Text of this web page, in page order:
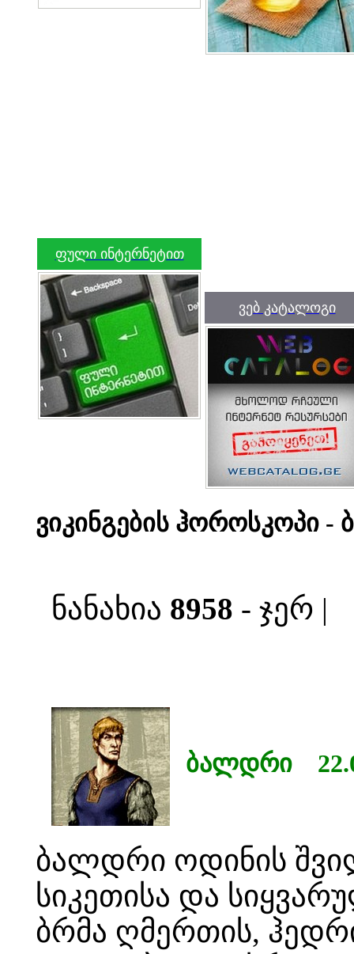
ფული ინტერნეტით
ვებ კატალოგი
ვიკინგების ჰოროსკოპი
ნანახია 8958 - ჯერ |
ბალდრი
ბალდრი ოდინის
სიკეთისა და
ბრმა ღმერთის,